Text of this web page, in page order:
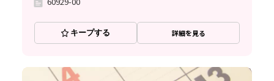
キープする 詳細を見る